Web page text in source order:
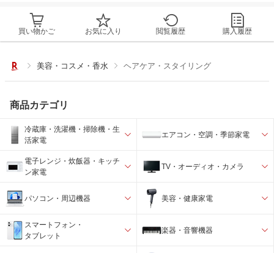
買い物かご お気に入り 閲覧履歴 購入履歴
美容・コスメ・香水 ヘアケア・スタイリング
商品カテゴリ
冷蔵庫・洗濯機・掃除機・生
活家電
エアコン・空調・季節家電
電子レンジ・炊飯器・キッチ
ン家電
TV・オーディオ・カメラ
パソコン・周辺機器 美容・健康家電
スマートフォン・
タブレット
楽器・音響機器